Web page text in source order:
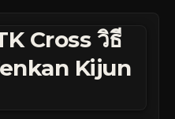
Cross วิธี
Kijun